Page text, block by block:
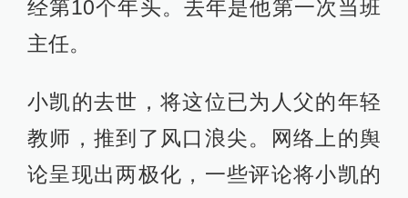
经第10个年头。去年是他第一次当班
主任。
小凯的去世，将这位已为人父的年轻
教师，推到了风口浪尖。网络上的舆
论呈现出两极化，一些评论将小凯的